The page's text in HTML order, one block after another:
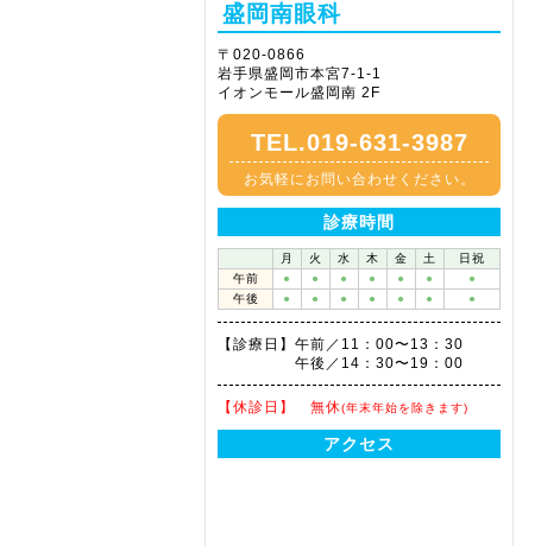
盛岡南眼科
〒020-0866
岩手県盛岡市本宮7-1-1
イオンモール盛岡南 2F
TEL.019-631-3987
お気軽にお問い合わせください。
診療時間
月 火 水 木 金 土
日祝
午前
● ● ● ● ● ●
●
午後
● ● ● ● ● ● ●
【診療日】 午前／11：00〜13：30
午後／14：30〜19：00
【休診日】 無休(年末年始を除きます)
アクセス